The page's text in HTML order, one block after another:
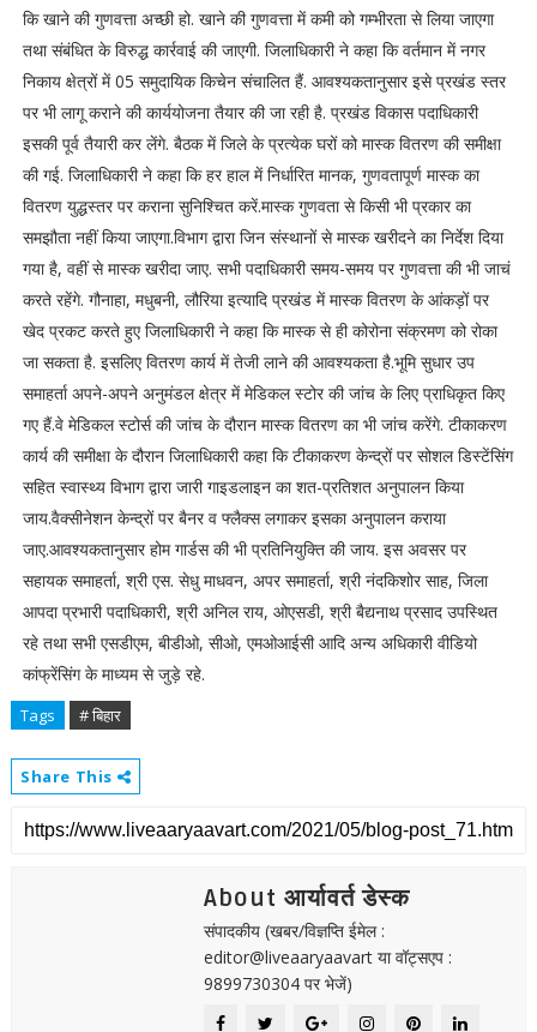
कि खाने की गुणवत्ता अच्छी हो. खाने की गुणवत्ता में कमी को गम्भीरता से लिया जाएगा
तथा संबंधित के विरुद्ध कार्रवाई की जाएगी. जिलाधिकारी ने कहा कि वर्तमान में नगर
निकाय क्षेत्रों में 05 समुदायिक किचेन संचालित हैं. आवश्यकतानुसार इसे प्रखंड स्तर
पर भी लागू कराने की कार्ययोजना तैयार की जा रही है. प्रखंड विकास पदाधिकारी
इसकी पूर्व तैयारी कर लेंगे. बैठक में जिले के प्रत्येक घरों को मास्क वितरण की समीक्षा
की गई. जिलाधिकारी ने कहा कि हर हाल में निर्धारित मानक, गुणवतापूर्ण मास्क का
वितरण युद्धस्तर पर कराना सुनिश्चित करें.मास्क गुणवता से किसी भी प्रकार का
समझौता नहीं किया जाएगा.विभाग द्वारा जिन संस्थानों से मास्क खरीदने का निर्देश दिया
गया है, वहीं से मास्क खरीदा जाए. सभी पदाधिकारी समय-समय पर गुणवत्ता की भी जाचं
करते रहेंगे. गौनाहा, मधुबनी, लौरिया इत्यादि प्रखंड में मास्क वितरण के आंकड़ों पर
खेद प्रकट करते हुए जिलाधिकारी ने कहा कि मास्क से ही कोरोना संक्रमण को रोका
जा सकता है. इसलिए वितरण कार्य में तेजी लाने की आवश्यकता है.भूमि सुधार उप
समाहर्ता अपने-अपने अनुमंडल क्षेत्र में मेडिकल स्टोर की जांच के लिए प्राधिकृत किए
गए हैं.वे मेडिकल स्टोर्स की जांच के दौरान मास्क वितरण का भी जांच करेंगे. टीकाकरण
कार्य की समीक्षा के दौरान जिलाधिकारी कहा कि टीकाकरण केन्द्रों पर सोशल डिस्टेंसिंग
सहित स्वास्थ्य विभाग द्वारा जारी गाइडलाइन का शत-प्रतिशत अनुपालन किया
जाय.वैक्सीनेशन केन्द्रों पर बैनर व फ्लैक्स लगाकर इसका अनुपालन कराया
जाए.आवश्यकतानुसार होम गार्डस की भी प्रतिनियुक्ति की जाय. इस अवसर पर
सहायक समाहर्ता, श्री एस. सेधु माधवन, अपर समाहर्ता, श्री नंदकिशोर साह, जिला
आपदा प्रभारी पदाधिकारी, श्री अनिल राय, ओएसडी, श्री बैद्यनाथ प्रसाद उपस्थित
रहे तथा सभी एसडीएम, बीडीओ, सीओ, एमओआईसी आदि अन्य अधिकारी वीडियो
कांफ्रेंसिंग के माध्यम से जुड़े रहे.
Tags # बिहार
Share This
About आर्यावर्त डेस्क
संपादकीय (खबर/विज्ञप्ति ईमेल :
editor@liveaaryaavart या वॉट्सएप :
9899730304 पर भेजें)